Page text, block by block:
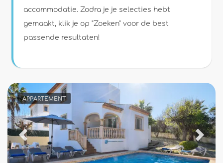
Voorwaarden
Optioneel
Afstanden
Comfort
accommodatie. Zodra je je selecties hebt
gemaakt, klik je op "Zoeken" voor de best
passende resultaten!
APPARTEMENT
Previous Next